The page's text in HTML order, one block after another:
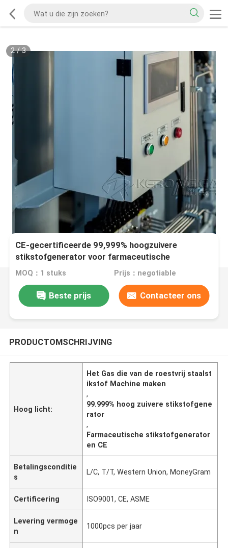
2/3
CE-gecertificeerde 99,999% hoogzuivere
stikstofgenerator voor farmaceutische
doeleinden
MOQ：1 stuks Prijs：negotiable
Beste prijs Contacteer ons
PRODUCTOMSCHRIJVING
Hoog licht:
Het Gas die van de roestvrij staalst
ikstof Machine maken
,
99.999% hoog zuivere stikstofgene
rator
,
Farmaceutische stikstofgenerator
en CE
Betalingsconditie
s
L/C, T/T, Western Union, MoneyGram
Certificering ISO9001, CE, ASME
Levering vermoge
n
1000pcs per jaar